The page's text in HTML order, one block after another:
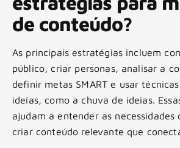
de conteúdo?
As principais estratégias incluem
público, criar personas, analisar a
definir metas SMART e usar
ideias, como a chuva de ideias.
ajudam a entender as necessidades
criar conteúdo relevante que